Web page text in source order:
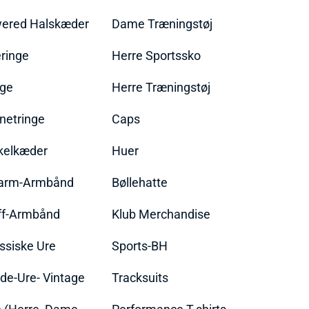
Halskæder
Armbånd
Armbånd
Ure
Ure- Vintage
Dame Træningstøj
Herre Sportssko
Herre Træningstøj
Caps
Huer
Bøllehatte
Klub Merchandise
Sports-BH
Tracksuits